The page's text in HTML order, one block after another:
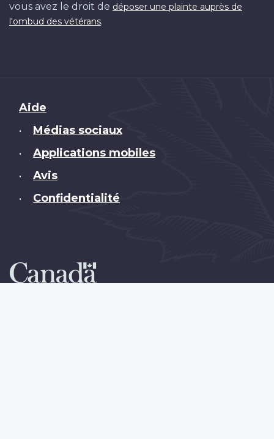
vous avez le droit de déposer une plainte auprès de
l'ombud des vétérans.
Brand
Aide
• Médias sociaux
• Applications mobiles
• Avis
• Confidentialité